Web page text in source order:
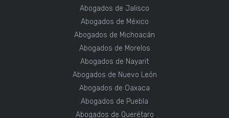
Abogados de Jalisco
Abogados de México
Abogados de Michoacán
Abogados de Morelos
Abogados de Nayarit
Abogados de Nuevo León
Abogados de Oaxaca
Abogados de Puebla
Abogados de Querétaro